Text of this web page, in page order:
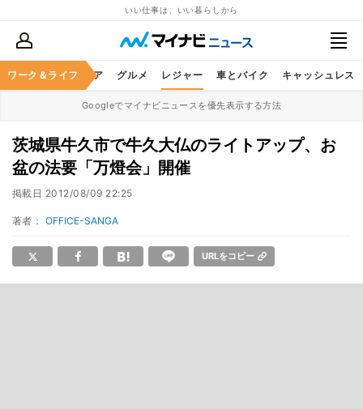
いい仕事は、いい暮らしから
ワーク＆ライフ
暮らし ヘルスケア グルメ レジャー 車とバイク キャッシュレス
Googleでマイナビニュースを優先表示する方法
茨城県牛久市で牛久大仏のライトアップ、お
盆の法要「万燈会」開催
掲載日 2012/08/09 22:25
著者： OFFICE-SANGA
URLをコピー